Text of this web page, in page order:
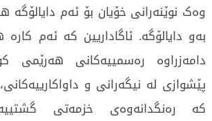
وەک نوێنەرانی خۆیان بۆ ئەم دایالۆگە
بەو دایالۆگە. ئاگاداریین کە ئەم کارە
دامەزراوە رەسمییەکانی هەرێمی
پێشوازی لە نیگەرانی و
کە رەنگدانەوەی خزمەتی